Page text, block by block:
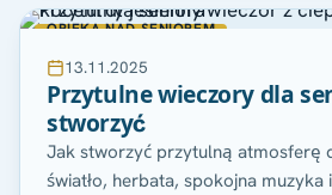
OPIEKA NAD SENIOREM
13.11.2025
Przytulne wieczory dla
stworzyć
Jak stworzyć przytulną atmosferę
światło, herbata, spokojna muzyka